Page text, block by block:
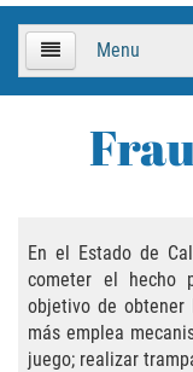
Menu
Áreas De
En el Estado de
cometer el hecho
objetivo de obtener
más emplea
juego; realizar